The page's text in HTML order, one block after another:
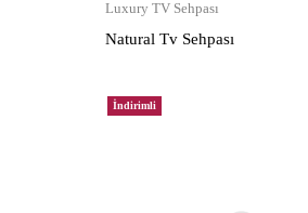
Luxury TV Sehpası
Natural Tv Sehpası
İndirimli